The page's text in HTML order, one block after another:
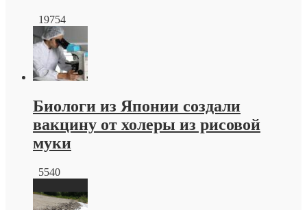
19754
Биологи из Японии создали
вакцину от холеры из рисовой
муки
5540